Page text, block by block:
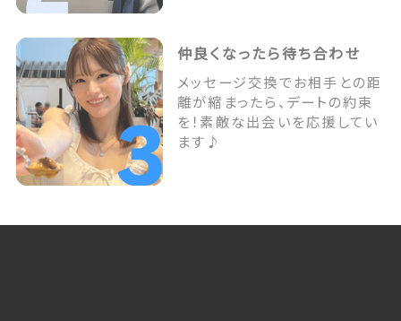
仲良くなったら待ち合わせ
メッセージ交換でお相手との距
離が縮まったら、デートの約束
を！素敵な出会いを応援してい
ます♪